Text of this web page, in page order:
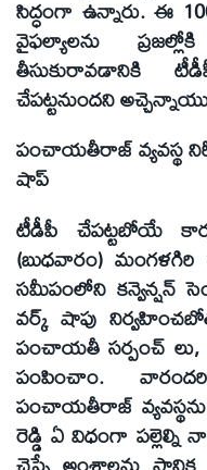
సిద్ధంగా ఉన్నారు. ఈ
వైఫల్యాలను
తీసుకురావడానికి
చేపట్టనుందని
పంచాయతీరాజ్‌ వ్యవస్థ
షాప్‌
టీడీపీ చేపట్టబోయే
(బుధవారం)
సమీపంలోని కన్వెన్షన్‌
వర్క్‌ షాపు
పంచాయతీ సర్పంచ్‌ లు,
పంపించాం.
పంచాయతీరాజ్‌
రెడ్డి ఏ విధంగా